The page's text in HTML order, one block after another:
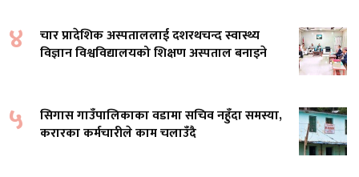
४
चार प्रादेशिक अस्पताललाई दशरथचन्द स्वास्थ्य
विज्ञान विश्वविद्यालयको शिक्षण अस्पताल बनाइने
५
सिगास गाउँपालिकाका वडामा सचिव नहुँदा समस्या,
करारका कर्मचारीले काम चलाउँदै